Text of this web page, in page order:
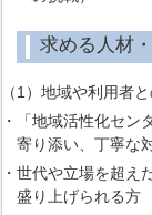
求める人材
（1）地域や利用者
・「地域活性化セン
寄り添い、丁寧な
・世代や立場を超え
盛り上げられる方